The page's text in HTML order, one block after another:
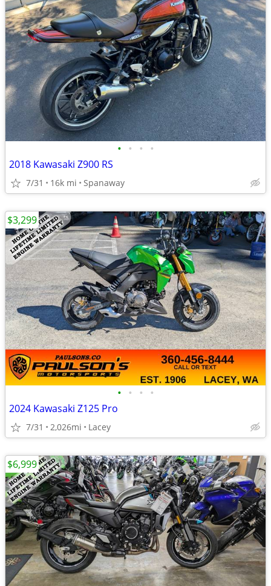
• • • •
2018 Kawasaki Z900 RS
7/31 16k mi Spanaway
• • • •
2024 Kawasaki Z125 Pro
7/31 2,026mi Lacey
$3,299
$6,999